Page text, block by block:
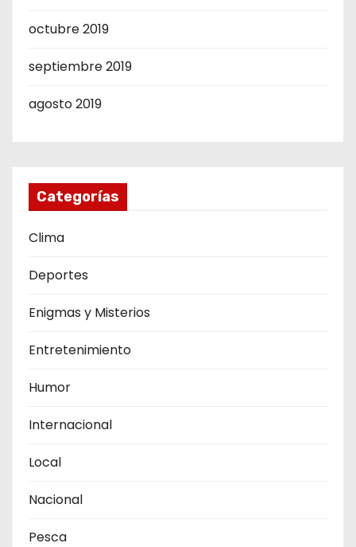
octubre 2019
septiembre 2019
agosto 2019
Categorías
Clima
Deportes
Enigmas y Misterios
Entretenimiento
Humor
Internacional
Local
Nacional
Pesca